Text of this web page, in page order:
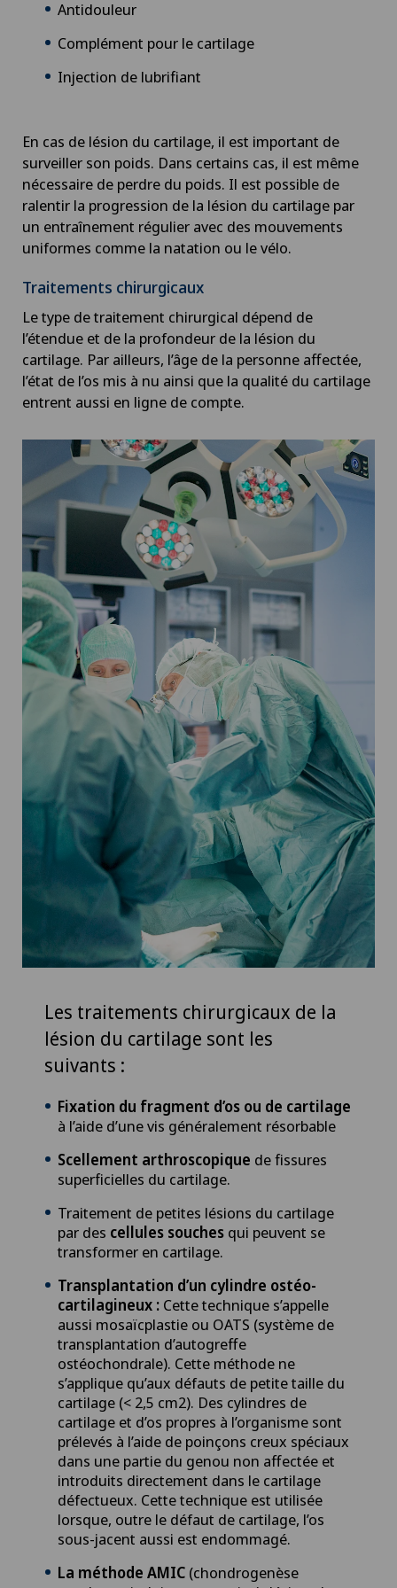
Coaching individuel / conseil en image
Conflit fémoro-acétabulaire
Conseils nutritionnels
Courbure du pénis
Cynothérapie (thérapie canine)
Da Vinci
Déchirure des ligaments
Déchirure du ménisque
Déchirure du talon d’Achille
Densitométrie
Dermatologie & Vénéréologie
Dermatologie esthétique et correctrice
Dermographie médicale
Désir d’enfant
Diabétologie
DIAfit – Programme Diabète
Dislocation acromio-claviculaire
Douleurs musculosquelettiques
Dysfonctionnement érectile
Echographie
Endocrinologie
Entraînement thérapeutique médical (MTT)
Épaule gelée
Ergothérapie
Examen du médecin généraliste
Examens gynécologiques
Antidouleur
Complément pour le cartilage
Injection de lubrifiant
En cas de lésion du cartilage, il est important de
surveiller son poids. Dans certains cas, il est même
nécessaire de perdre du poids. Il est possible de
ralentir la progression de la lésion du cartilage par
un entraînement régulier avec des mouvements
uniformes comme la natation ou le vélo.
Traitements chirurgicaux
Le type de traitement chirurgical dépend de
l’étendue et de la profondeur de la lésion du
cartilage. Par ailleurs, l’âge de la personne affectée,
l’état de l’os mis à nu ainsi que la qualité du cartilage
entrent aussi en ligne de compte.
Les traitements chirurgicaux de la
lésion du cartilage sont les
suivants :
Fixation du fragment d’os ou de cartilage
à l’aide d’une vis généralement résorbable
Scellement arthroscopique de fissures
superficielles du cartilage.
Traitement de petites lésions du cartilage
par des cellules souches qui peuvent se
transformer en cartilage.
Transplantation d’un cylindre ostéo-
cartilagineux : Cette technique s’appelle
aussi mosaïcplastie ou OATS (système de
transplantation d’autogreffe
ostéochondrale). Cette méthode ne
s’applique qu’aux défauts de petite taille du
cartilage (< 2,5 cm2). Des cylindres de
cartilage et d’os propres à l’organisme sont
prélevés à l’aide de poinçons creux spéciaux
dans une partie du genou non affectée et
introduits directement dans le cartilage
défectueux. Cette technique est utilisée
lorsque, outre le défaut de cartilage, l’os
sous-jacent aussi est endommagé.
La méthode AMIC (chondrogenèse